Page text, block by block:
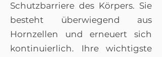
Schutzbarriere des Körpers. Sie
besteht überwiegend aus
Hornzellen und erneuert sich
kontinuierlich. Ihre wichtigste